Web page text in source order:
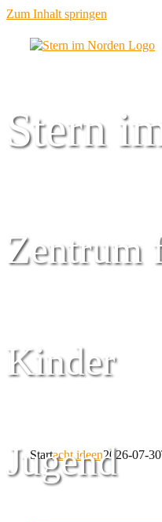
Zum Inhalt springen
Stern
Zentrum
Kinder
Jugend
Startacht ideen2026-07-